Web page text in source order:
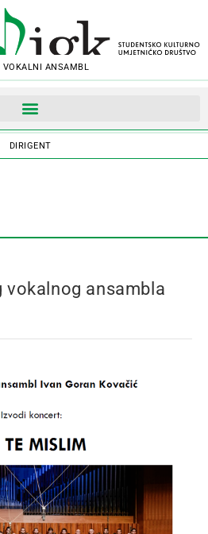
VOKALNI ANSAMBL
DIRIGENT
ansambla